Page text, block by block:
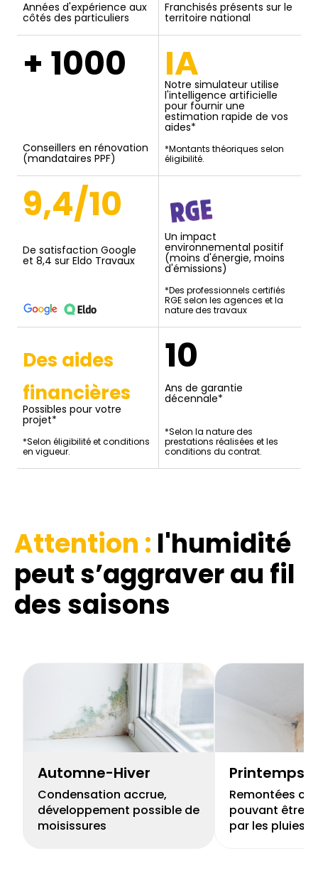
Années d'expérience aux
côtés des particuliers
Franchisés présents sur le
territoire national
+ 1000
Conseillers en rénovation
(mandataires PPF)
IA
Notre simulateur utilise
l'intelligence artificielle
pour fournir une
estimation rapide de vos
aides*
*Montants théoriques selon
éligibilité.
9,4/10
De satisfaction Google
et 8,4 sur Eldo Travaux
Un impact
environnemental positif
(moins d'énergie, moins
d'émissions)
*Des professionnels certifiés
RGE selon les agences et la
nature des travaux
Des aides
financières
Possibles pour votre
projet*
*Selon éligibilité et conditions
en vigueur.
10
Ans de garantie
décennale*
*Selon la nature des
prestations réalisées et les
conditions du contrat.
Attention : l'humidité
peut s’aggraver au fil
des saisons
Automne-Hiver
Condensation accrue,
développement possible de
moisissures
Printemps
Remontées
pouvant être
par les pluies